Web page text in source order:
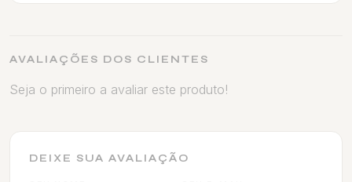
AVALIAÇÕES DOS CLIENTES
Seja o primeiro a avaliar este produto!
DEIXE SUA AVALIAÇÃO